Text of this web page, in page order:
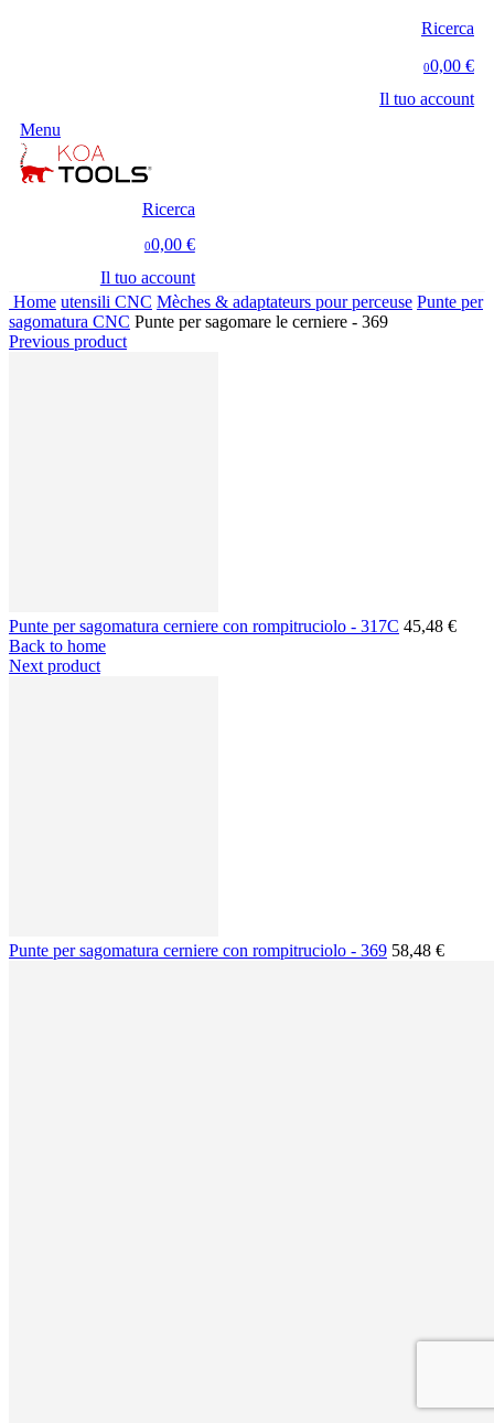
Ricerca
00,00 €
Il tuo account
Menu
Ricerca
00,00 €
Il tuo account
Home utensili CNC Mèches & adaptateurs pour perceuse Punte per
sagomatura CNC Punte per sagomare le cerniere - 369
Previous product
Punte per sagomatura cerniere con rompitruciolo - 317C 45,48 €
Back to home
Next product
Punte per sagomatura cerniere con rompitruciolo - 369 58,48 €